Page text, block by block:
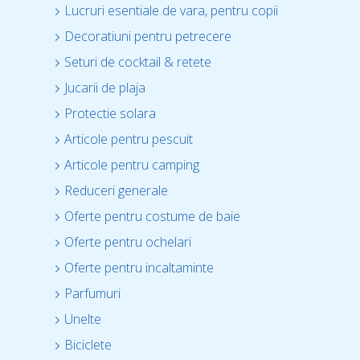
Lucruri esentiale de vara, pentru copii
Decoratiuni pentru petrecere
Seturi de cocktail & retete
Jucarii de plaja
Protectie solara
Articole pentru pescuit
Articole pentru camping
Reduceri generale
Oferte pentru costume de baie
Oferte pentru ochelari
Oferte pentru incaltaminte
Parfumuri
Unelte
Biciclete